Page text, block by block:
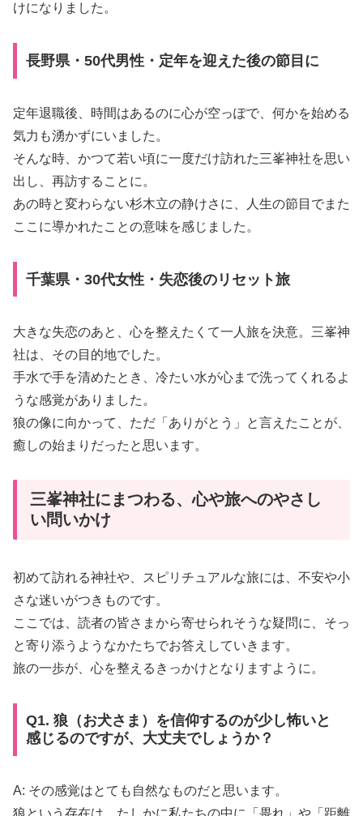
けになりました。
長野県・50代男性・定年を迎えた後の節目に
定年退職後、時間はあるのに心が空っぽで、何かを始める
気力も湧かずにいました。
そんな時、かつて若い頃に一度だけ訪れた三峯神社を思い
出し、再訪することに。
あの時と変わらない杉木立の静けさに、人生の節目でまた
ここに導かれたことの意味を感じました。
千葉県・30代女性・失恋後のリセット旅
大きな失恋のあと、心を整えたくて一人旅を決意。三峯神
社は、その目的地でした。
手水で手を清めたとき、冷たい水が心まで洗ってくれるよ
うな感覚がありました。
狼の像に向かって、ただ「ありがとう」と言えたことが、
癒しの始まりだったと思います。
三峯神社にまつわる、心や旅へのやさし
い問いかけ
初めて訪れる神社や、スピリチュアルな旅には、不安や小
さな迷いがつきものです。
ここでは、読者の皆さまから寄せられそうな疑問に、そっ
と寄り添うようなかたちでお答えしていきます。
旅の一歩が、心を整えるきっかけとなりますように。
Q1. 狼（お犬さま）を信仰するのが少し怖いと
感じるのですが、大丈夫でしょうか？
A: その感覚はとても自然なものだと思います。